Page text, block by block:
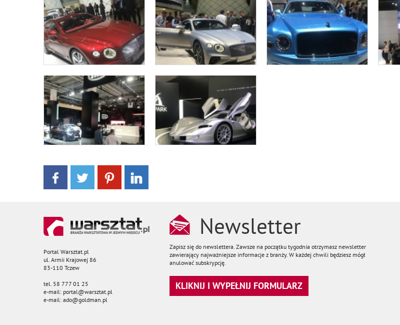
Portal Warsztat.pl
ul. Armii Krajowej 86
83-110 Tczew
tel. 58 777 01 25
e-mail: portal@warsztat.pl
e-mail: ado@goldman.pl
Newsletter
Zapisz się do newslettera. Zawsze na początku tygodnia otrzymasz newsletter
zawierający najważniejsze informacje z branży. W każdej chwili będziesz mógł
anulować subskrypcję.
KLIKNIJ I WYPEŁNIJ FORMULARZ